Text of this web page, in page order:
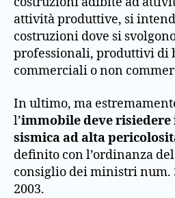
attività produttive, si
costruzioni dove si
professionali, produttivi di
commerciali o non
In ultimo, ma
l’immobile deve risiedere
sismica ad alta
definito con l’ordinanza
consiglio dei ministri num.
2003.